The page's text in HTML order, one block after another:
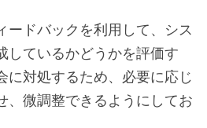
ードバックを利用して、シス
しているかどうかを評価す
に対処するため、必要に応じ
、微調整できるようにしてお